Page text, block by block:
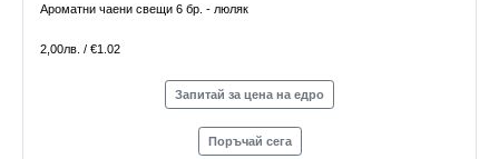
Ароматни чаени свещи 6 бр. - люляк
2,00лв. / €1.02
Запитай за цена на едро
Поръчай сега